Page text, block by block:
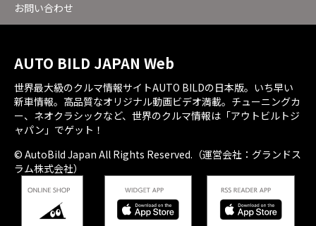
お問い合わせ
AUTO BILD JAPAN Web
世界最大級のクルマ情報サイトAUTO BILDの日本版。いち早い
新車情報。高品質なオリジナル動画ビデオ満載。チューニングカ
ー、ネオクラシックなど、世界のクルマ情報は「アウトビルトジ
ャパン」でゲット！
© AutoBild Japan All Rights Reserved.（運営会社：グランドス
ラム株式会社）